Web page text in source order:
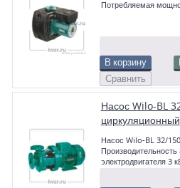
Потребляемая
В корзину
Сравнить
Насос Wilo-BL
циркуляционный
Насос Wilo-BL 32/
электродвигателя 3